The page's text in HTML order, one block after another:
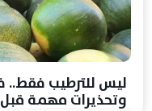
ليس للترطيب فقط..
وتحذيرات مهمة قبل